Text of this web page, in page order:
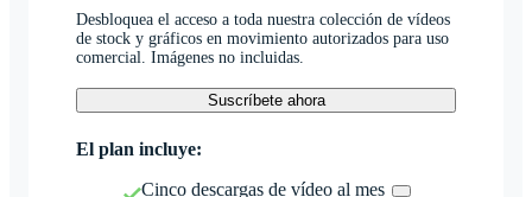
Desbloquea el acceso a toda nuestra colección de vídeos
de stock y gráficos en movimiento autorizados para uso
comercial. Imágenes no incluidas.
Suscríbete ahora
El plan incluye:
Cinco descargas de vídeo al mes